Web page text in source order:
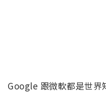
Google 跟微軟都是世界